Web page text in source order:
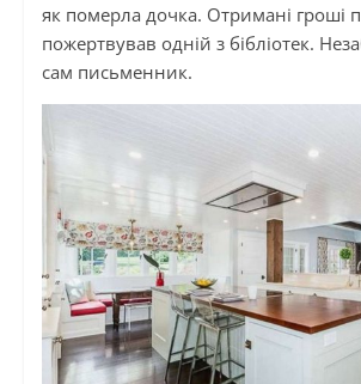
як померла дочка. Отримані гроші
пожертвував одній з бібліотек.
сам письменник.